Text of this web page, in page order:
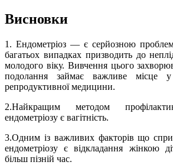
Висновки
1. Ендометріоз — є серйозною
багатьох випадках призводить до
молодого віку. Вивчення цього
подолання займає важливе місце у
репродуктивної медицини.
2.Найкращим методом
ендометріозу є вагітність.
3.Одним із важливих факторів що
ендометріозу є відкладання жінкою
більш пізній час.